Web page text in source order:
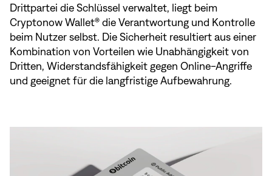
Drittpartei die Schlüssel verwaltet, liegt beim
Cryptonow Wallet® die Verantwortung und Kontrolle
beim Nutzer selbst. Die Sicherheit resultiert aus einer
Kombination von Vorteilen wie Unabhängigkeit von
Dritten, Widerstandsfähigkeit gegen Online-Angriffe
und geeignet für die langfristige Aufbewahrung.